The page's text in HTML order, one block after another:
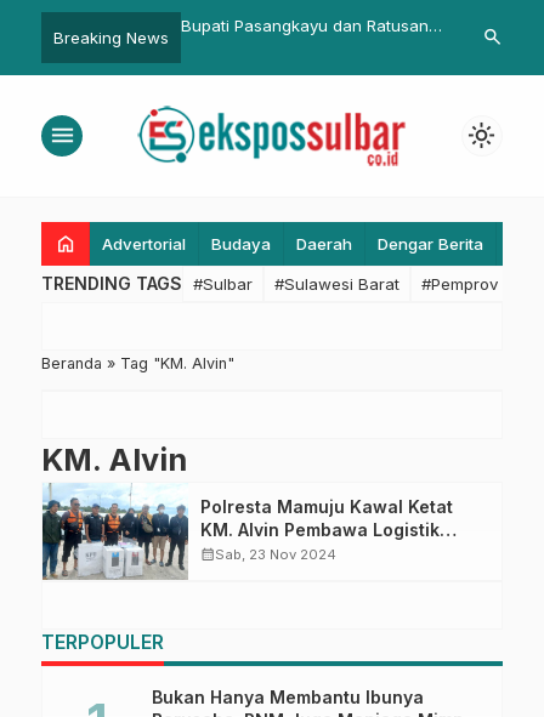
Breaking News
Bupati Pasangkayu dan Ratusan
Trail Adventure.
Bapperida
Jadikan
Daerah
search
menu light_mode
home Advertorial Budaya Daerah Dengar Berita
TRENDING TAGS #Sulbar #Sulawesi Barat #Pemprov
Beranda » Tag "KM. Alvin"
KM. Alvin
Polresta Mamuju Kawal Ketat
KM. Alvin Pembawa Logistik
Pilkada ke Pulau Ambo
calendar_monthSab, 23 Nov 2024
TERPOPULER
Bukan Hanya Membantu Ibunya